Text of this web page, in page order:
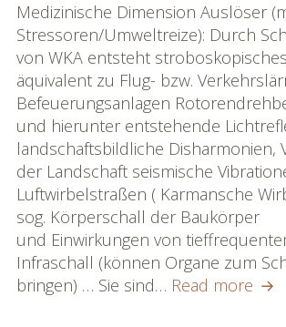
Medizinische Dimension Auslöser
Stressoren/Umweltreize): Durch
von WKA entsteht
äquivalent zu Flug- bzw.
Befeuerungsanlagen
und hierunter entstehende
landschaftsbildliche Disharmonien,
der Landschaft seismische
Luftwirbelstraßen ( Karmansche
sog. Körperschall der Baukörper
und Einwirkungen von
Infraschall (können Organe zum
bringen) … Sie sind… Read more